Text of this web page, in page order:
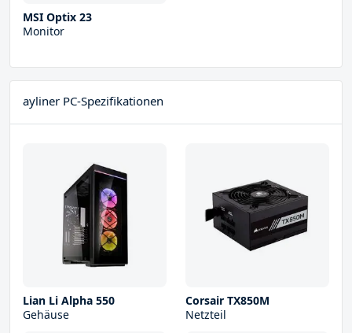
MSI Optix 23
Monitor
ayliner PC-Spezifikationen
Lian Li Alpha 550
Gehäuse
Corsair TX850M
Netzteil